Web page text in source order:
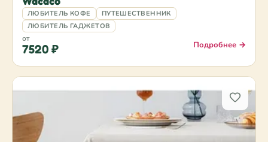
ЛЮБИТЕЛЬ КОФЕ
ПУТЕШЕСТВЕННИК
ЛЮБИТЕЛЬ ГАДЖЕТОВ
от
7520 ₽ Подробнее →